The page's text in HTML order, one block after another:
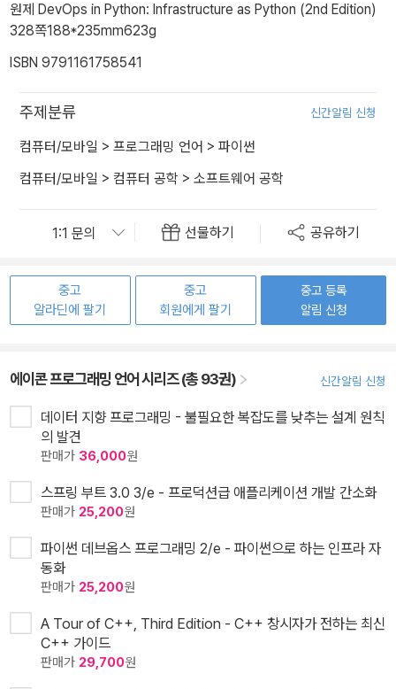
원제 DevOps in Python: Infrastructure as Python (2nd Edition)
328쪽188*235mm623g
ISBN 9791161758541
주제분류 신간알림 신청
컴퓨터/모바일 > 프로그래밍 언어 > 파이썬
컴퓨터/모바일 > 컴퓨터 공학 > 소프트웨어 공학
선물하기 공유하기
중고
알라딘에 팔기
중고
회원에게 팔기
중고 등록
알림 신청
에이콘 프로그래밍 언어 시리즈 (총 93권) 신간알림 신청
데이터 지향 프로그래밍 - 불필요한 복잡도를 낮추는 설계 원칙
의 발견
판매가 36,000원
스프링 부트 3.0 3/e - 프로덕션급 애플리케이션 개발 간소화
판매가 25,200원
파이썬 데브옵스 프로그래밍 2/e - 파이썬으로 하는 인프라 자
동화
판매가 25,200원
A Tour of C++, Third Edition - C++ 창시자가 전하는 최신
C++ 가이드
판매가 29,700원